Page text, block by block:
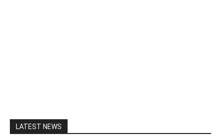
LATEST NEWS